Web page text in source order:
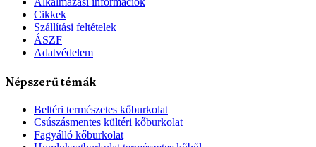
Cikkek
Szállítási feltételek
ÁSZF
Adatvédelem
Népszerű témák
Beltéri természetes kőburkolat
Csúszásmentes kültéri kőburkolat
Fagyálló kőburkolat